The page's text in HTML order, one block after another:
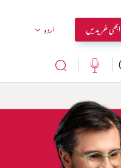
ابھی خریدیں اردو